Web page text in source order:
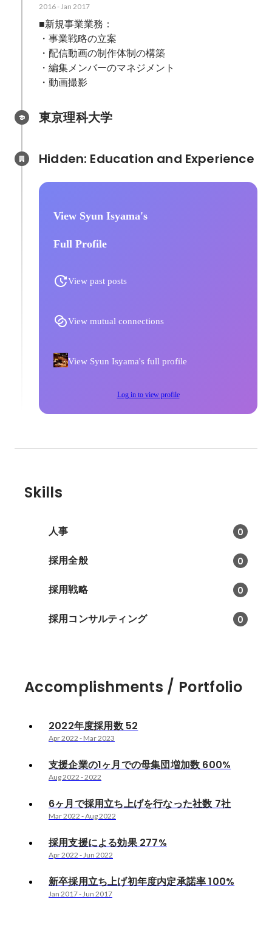
2016-Jan 2017
■新規事業業務：
・事業戦略の立案
・配信動画の制作体制の構築
・編集メンバーのマネジメント
・動画撮影
東京理科大学
View Syun Isyama's
Full Profile
View past posts
View mutual connections
View Syun Isyama's full profile
Log in to view profile
Skills
人事 0
採用全般 0
採用戦略 0
採用コンサルティング 0
Accomplishments / Portfolio
2022年度採用数 52
Apr 2022 - Mar 2023
支援企業の1ヶ月での母集団増加数 600%
Aug 2022 -2022
6ヶ月で採用立ち上げを行なった社数 7社
Mar 2022 -Aug 2022
採用支援による効果 277%
Apr 2022 -Jun 2022
新卒採用立ち上げ初年度内定承諾率 100%
Jan 2017-Jun 2017